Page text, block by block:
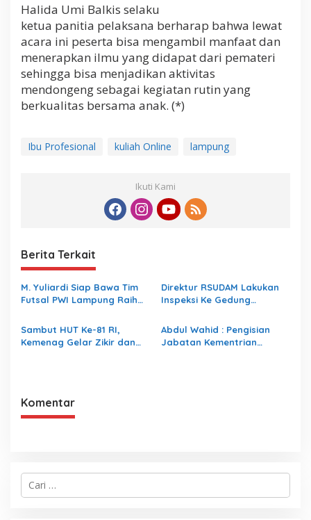
Halida Umi Balkis selaku
ketua panitia pelaksana berharap bahwa lewat
acara ini peserta bisa mengambil manfaat dan
menerapkan ilmu yang didapat dari pemateri
sehingga bisa menjadikan aktivitas
mendongeng sebagai kegiatan rutin yang
berkualitas bersama anak. (*)
Ibu Profesional kuliah Online lampung
Ikuti Kami
Berita Terkait
M. Yuliardi Siap Bawa Tim
Futsal PWI Lampung Raih
Porwanas 2027
Direktur RSUDAM Lakukan
Inspeksi Ke Gedung
Sambut HUT Ke-81 RI,
Kemenag Gelar Zikir dan
Abdul Wahid : Pengisian
Jabatan Kementrian
Komentar
C